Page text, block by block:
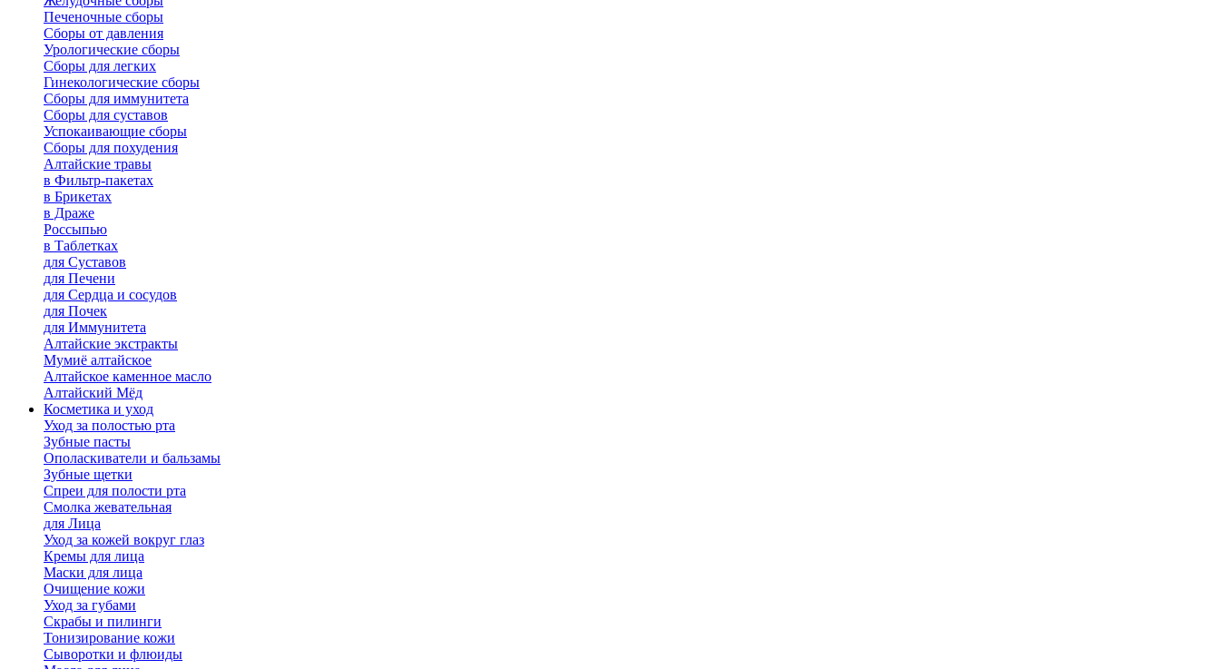
Печеночные сборы
Сборы от давления
Урологические сборы
Сборы для легких
Гинекологические сборы
Сборы для иммунитета
Сборы для суставов
Успокаивающие сборы
Сборы для похудения
Алтайские травы
в Фильтр-пакетах
в Брикетах
в Драже
Россыпью
в Таблетках
для Cуставов
для Печени
для Сердца и сосудов
для Почек
для Иммунитета
Алтайские экстракты
Мумиё алтайское
Алтайское каменное масло
Алтайский Мёд
Косметика и уход
Уход за полостью рта
Зубные пасты
Ополаскиватели и бальзамы
Зубные щетки
Спреи для полости рта
Смолка жевательная
для Лица
Уход за кожей вокруг глаз
Кремы для лица
Маски для лица
Очищение кожи
Уход за губами
Скрабы и пилинги
Тонизирование кожи
Сыворотки и флюиды